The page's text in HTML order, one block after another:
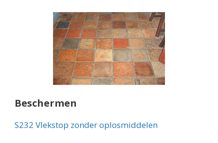
Beschermen
S232 Vlekstop zonder oplosmiddelen